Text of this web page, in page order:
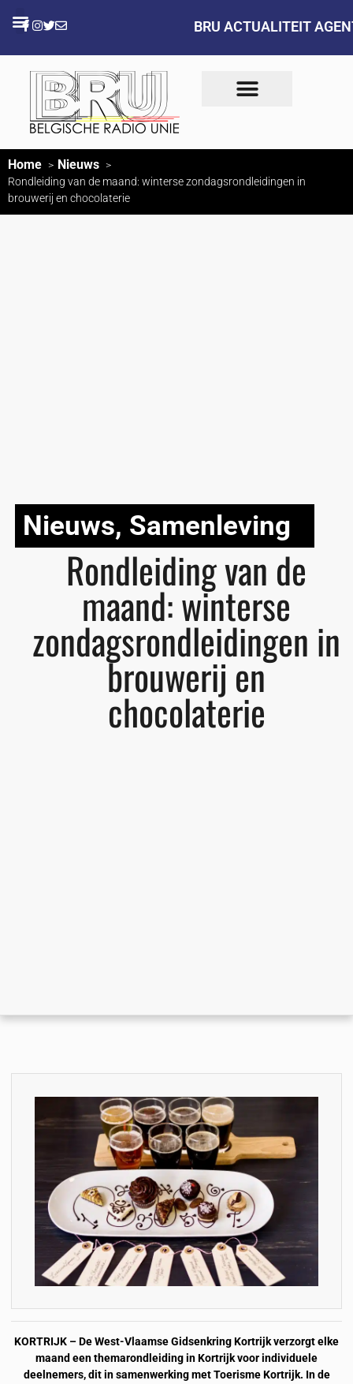
BRU ACTUALITEIT
Home Nieuws
Rondleiding van de maand: winterse zondagsrondleidingen in
brouwerij en chocolaterie
Nieuws, Samenleving
Rondleiding van de
maand: winterse
zondagsrondleidingen in
brouwerij en
chocolaterie
KORTRIJK – De West-Vlaamse Gidsenkring Kortrijk verzorgt elke
maand een themarondleiding in Kortrijk voor individuele
deelnemers, dit in samenwerking met Toerisme Kortrijk. In de